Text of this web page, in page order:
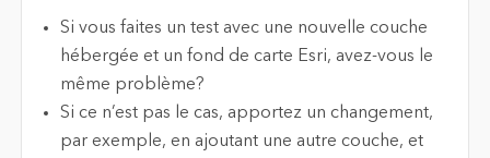
Si vous faites un test avec une nouvelle couche
hébergée et un fond de carte Esri, avez-vous le
même problème?
Si ce n’est pas le cas, apportez un changement,
par exemple, en ajoutant une autre couche, et